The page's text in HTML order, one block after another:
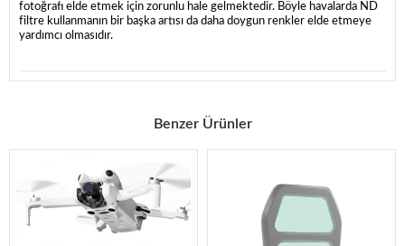
fotoğrafı elde etmek için zorunlu hale gelmektedir. Böyle havalarda ND
filtre kullanmanın bir başka artısı da daha doygun renkler elde etmeye
yardımcı olmasıdır.
Benzer Ürünler